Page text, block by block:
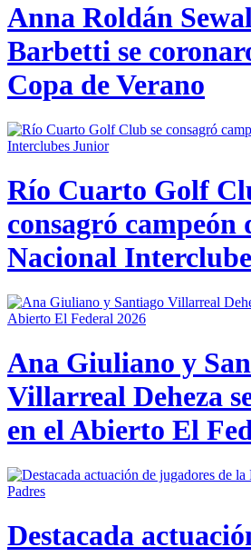
Anna Roldán
Barbetti se
Copa de Verano
Río Cuarto Golf
consagró campeón
Nacional
Ana Giuliano y
Villarreal Deheza
en el Abierto El
Destacada